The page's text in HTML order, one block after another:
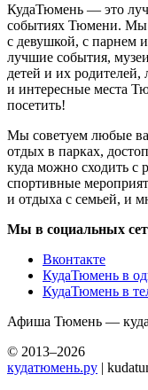
КудаТюмень — это
событиях Тюмени. Мы
с девушкой, с парнем
лучшие события,
детей и их родителей,
и интересные места
посетить!
Мы советуем любые
отдых в парках,
куда можно сходить с
спортивные
и отдыха с семьей, и
Мы в социальных
Вконтакте
КудаТюмень в
КудаТюмень в
Афиша Тюмень —
© 2013–2026
кудатюмень.ру |